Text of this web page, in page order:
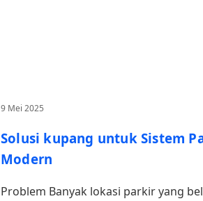
9 Mei 2025
Solusi kupang untuk Sistem
Modern
Problem Banyak lokasi parkir yang